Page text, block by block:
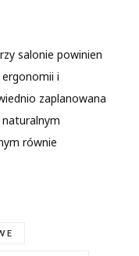
salonie powinien
i
zaplanowana
równie